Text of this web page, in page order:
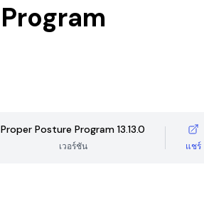
Proper Posture Program 13.13.0
เวอร์ชัน แชร์